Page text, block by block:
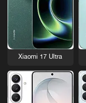
Xiaomi 17 Ultra